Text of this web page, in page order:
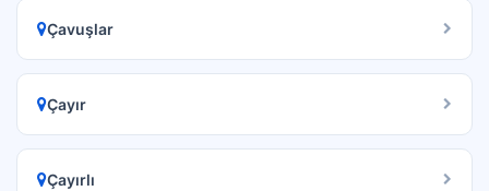
Çavuşlar
Çayır
Çayırlı